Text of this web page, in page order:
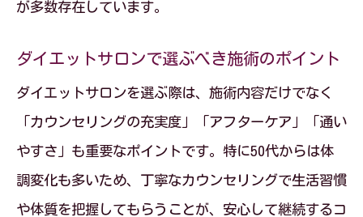
が多数存在しています。
ダイエットサロンで選ぶべき施術のポイント
ダイエットサロンを選ぶ際は、施術内容だけでなく
「カウンセリングの充実度」「アフターケア」「通い
やすさ」も重要なポイントです。特に50代からは体
調変化も多いため、丁寧なカウンセリングで生活習慣
や体質を把握してもらうことが、安心して継続するコ